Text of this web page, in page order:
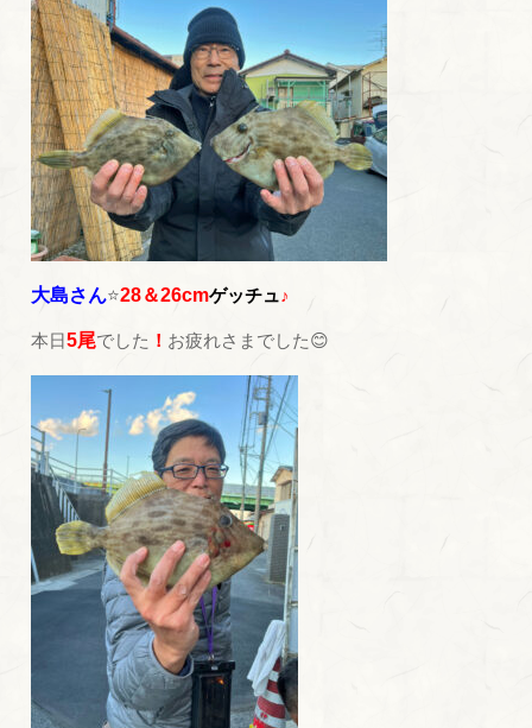
大島さん⭐28＆26cmゲッチュ♪
本日5尾でした ！ お疲れさまでした😊